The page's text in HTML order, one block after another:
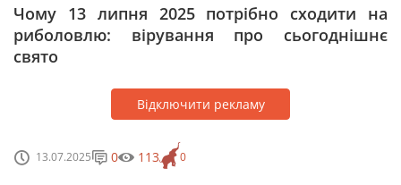
Чому 13 липня 2025 потрібно сходити на
риболовлю: вірування про сьогоднішнє
свято
Відключити рекламу
13.07.2025 0
0 113